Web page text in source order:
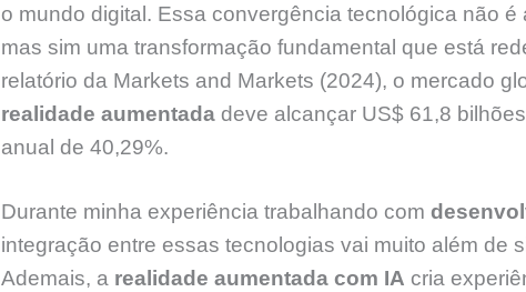
o mundo digital. Essa convergência tecnológica não
mas sim uma transformação fundamental que está
relatório da Markets and Markets (2024), o mercado
realidade aumentadadeve alcançar US$ 61,8
anual de 40,29%.
Durante minha experiência trabalhando com
integração entre essas tecnologias vai muito além de
Ademais, a realidade aumentada com IA cria